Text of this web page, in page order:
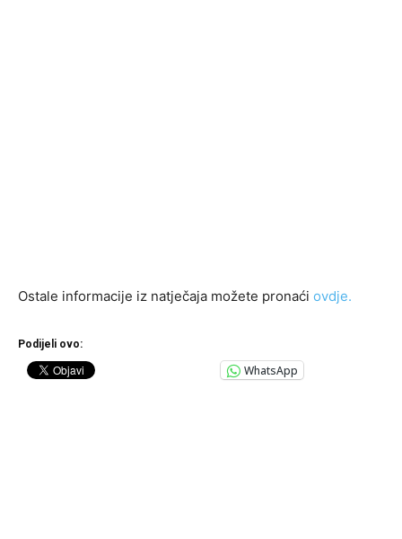
Ostale informacije iz natječaja možete pronaći ovdje.
Podijeli ovo:
WhatsApp